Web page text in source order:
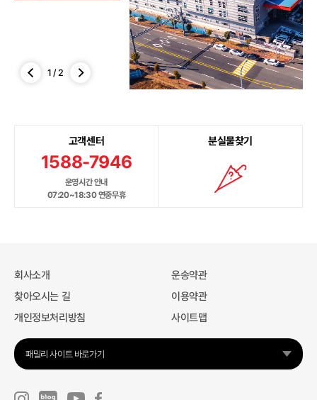
1 /2
고객센터
1588-7946
운영시간 안내
07:20~18:30 연중무휴
분실물찾기
회사소개
운송약관
찾아오시는 길
이용약관
개인정보처리방침
사이트맵
패밀리 사이트 바로가기